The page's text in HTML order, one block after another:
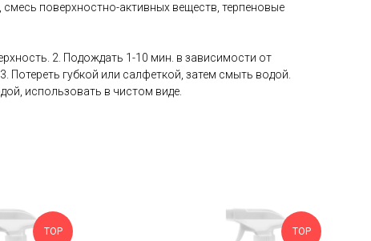
смесь поверхностно-активных веществ, терпеновые
2. Подождать 1-10 мин. в зависимости от
Потереть губкой или салфеткой, затем смыть водой.
использовать в чистом виде.
TOP TOP